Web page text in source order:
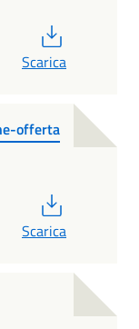
Scarica
offerta
Scarica